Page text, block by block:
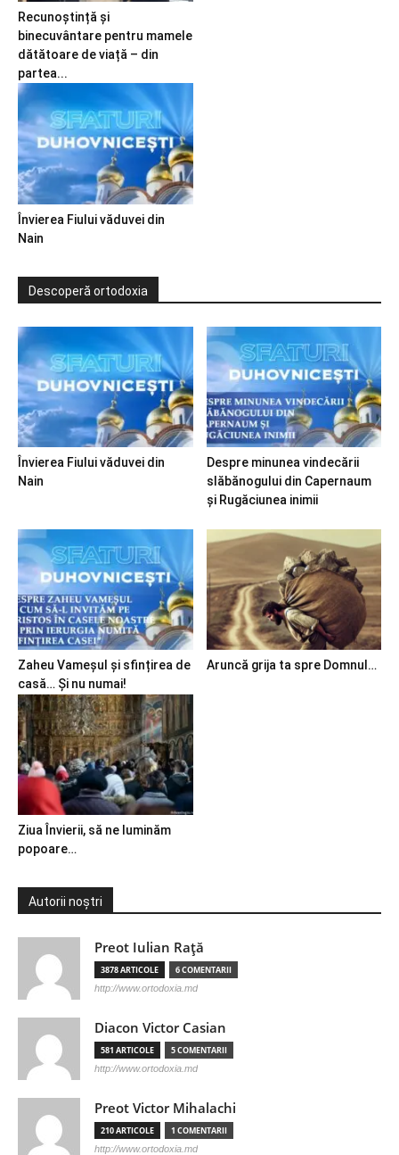
Recunoștință și
binecuvântare pentru mamele
dătătoare de viață – din
partea...
Învierea Fiului văduvei din
Nain
Descoperă ortodoxia
Învierea Fiului văduvei din
Nain
Despre minunea vindecării
slăbănogului din Capernaum
și Rugăciunea inimii
Zaheu Vameșul și sfințirea de
casă… Și nu numai!
Aruncă grija ta spre Domnul…
Ziua Învierii, să ne luminăm
popoare…
Autorii noștri
Preot Iulian Raţă
3878 ARTICOLE 6 COMENTARII
http://www.ortodoxia.md
Diacon Victor Casian
581 ARTICOLE 5 COMENTARII
http://www.ortodoxia.md
Preot Victor Mihalachi
210 ARTICOLE 1 COMENTARII
http://www.ortodoxia.md